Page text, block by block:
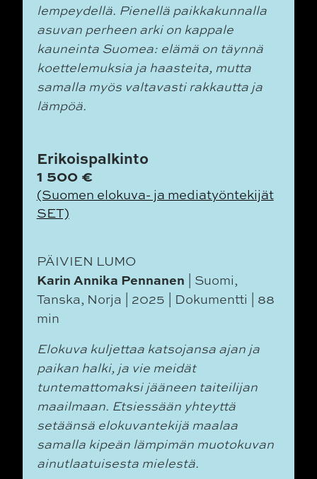
lempeydellä. Pienellä paikkakunnalla
asuvan perheen arki on kappale
kauneinta Suomea: elämä on täynnä
koettelemuksia ja haasteita, mutta
samalla myös valtavasti rakkautta ja
lämpöä.
Erikoispalkinto
1 500 €
(Suomen elokuva- ja mediatyöntekijät
SET)
PÄIVIEN LUMO
Karin Annika Pennanen | Suomi,
Tanska, Norja | 2025 | Dokumentti | 88
min
Elokuva kuljettaa katsojansa ajan ja
paikan halki, ja vie meidät
tuntemattomaksi jääneen taiteilijan
maailmaan. Etsiessään yhteyttä
setäänsä elokuvantekijä maalaa
samalla kipeän lämpimän muotokuvan
ainutlaatuisesta mielestä.